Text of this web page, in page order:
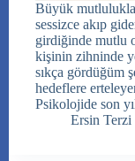
Büyük
sessizce akıp
girdiğinde mutlu
kişinin zihninde
sıkça gördüğüm
hedeflere
Psikolojide son
Ersin Terzi